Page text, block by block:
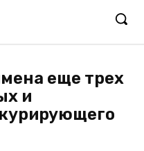
еще трех
и